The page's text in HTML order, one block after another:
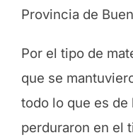
Provincia de
Por el tipo de
que se
todo lo que es de
perduraron en el